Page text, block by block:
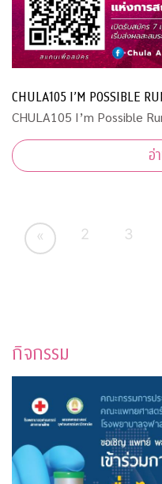
CHULA105 I’M POSSIBLE
CHULA105 I’m Possible
อ่
« 2 3
กิจกรรม